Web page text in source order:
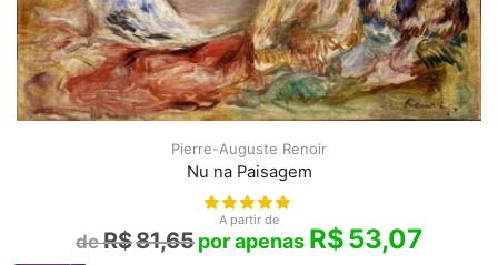
Pierre-Auguste Renoir
Nu na Paisagem
A partir de
R$81,65 R$53,07